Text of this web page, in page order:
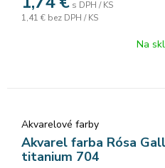
vysoko kvalitných organických
mletých pigmentov, ktorá
farby. Rosa akvarelové farby
s DPH / KS
1,41 € bez DPH / KS
Na
Akvarelové farby
Akvarel farba Rósa
titanium 704